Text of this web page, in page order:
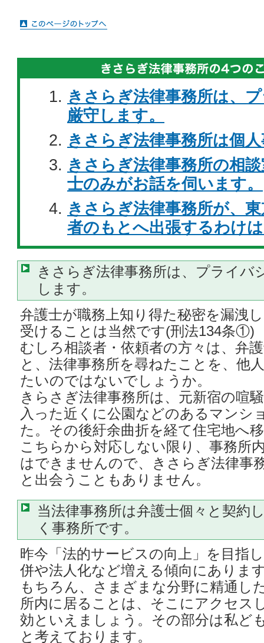
きさらぎ法律事務所は、
厳守します。
きさらぎ法律事務所は個
きさらぎ法律事務所の相
士のみがお話を伺います。
きさらぎ法律事務所が、
者のもとへ出張するわけ
きさらぎ法律事務所は、プライバ
します。
弁護士が職務上知り得た秘密を漏洩
受けることは当然です(刑法134条①)
むしろ相談者・依頼者の方々は、弁
と、法律事務所を尋ねたことを、他
たいのではないでしょうか。
きらさぎ法律事務所は、元新宿の喧
入った近くに公園などのあるマンシ
た。その後紆余曲折を経て住宅地へ
こちらから対応しない限り、事務所
はできませんので、きさらぎ法律事
と出会うこともありません。
当法律事務所は弁護士個々と契約
く事務所です。
昨今「法的サービスの向上」を目指
併や法人化など増える傾向にありま
もちろん、さまざまな分野に精通し
所内に居ることは、そこにアクセス
効といえましょう。その部分は私ど
と考えております。